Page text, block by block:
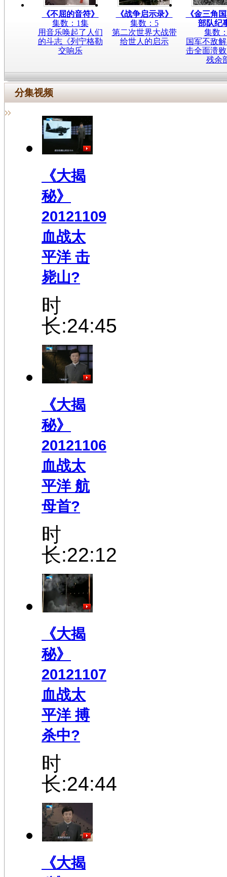
《不屈的音符》
集数：1集
用音乐唤起了人们
的斗志《列宁格勒
交响乐
《战争启示录》
集数：5
第二次世界大战带
给世人的启示
《金三角
部队纪
集数
国军不敌
击全面溃
残余
分集视频
《大揭
秘》
20121109
血战太
平洋 击
毙山?
时
长:24:45
《大揭
秘》
20121106
血战太
平洋 航
母首?
时
长:22:12
《大揭
秘》
20121107
血战太
平洋 搏
杀中?
时
长:24:44
《大揭